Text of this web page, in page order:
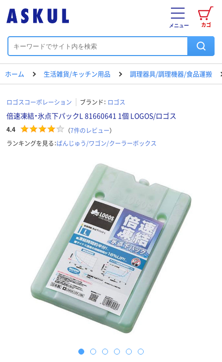
カゴ
メニュー
ホーム 生活雑貨/キッチン用品 調理器具/調理機器/食品運搬
ロゴスコーポレーション ブランド： ロゴス
倍速凍結・氷点下パックL 81660641 1個 LOGOS/ロゴス
4.4 （7件のレビュー）
ランキングを見る：ばんじゅう/ワゴン/クーラーボックス